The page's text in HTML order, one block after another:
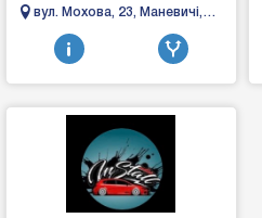
якісний ремонт вашого
автомобіля:- ходова частина;-
рульове обладнання;...
вул. Мохова, 23, Маневичі,
Волинська область